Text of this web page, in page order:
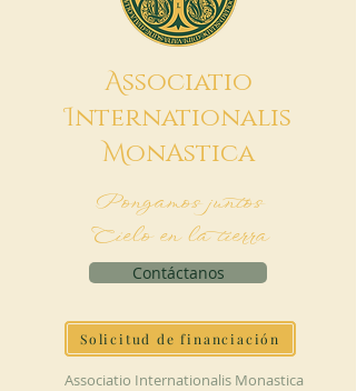
Associatio
Internationalis
MonAstica
Pongamos juntos
Cielo en la tierra
Contáctanos
Solicitud de financiación
Associatio Internationalis Monastica